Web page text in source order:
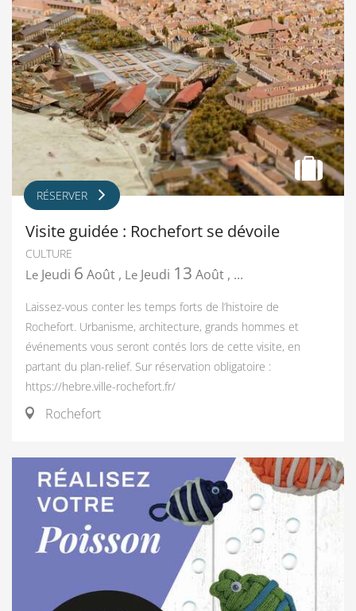
RÉSERVER
Visite guidée : Rochefort se dévoile
CULTURE
Le Jeudi 6 Août , Le Jeudi 13 Août , ...
Laissez-vous conter les temps forts de l’histoire de
Rochefort. Urbanisme, architecture, grands hommes et
événements vous seront contés lors de cette visite, en
partant du plan-relief. Sur réservation obligatoire :
https://hebre.ville-rochefort.fr/
Rochefort